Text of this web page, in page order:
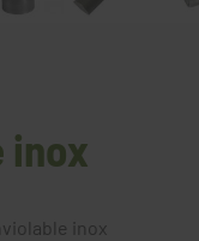
inox
inox